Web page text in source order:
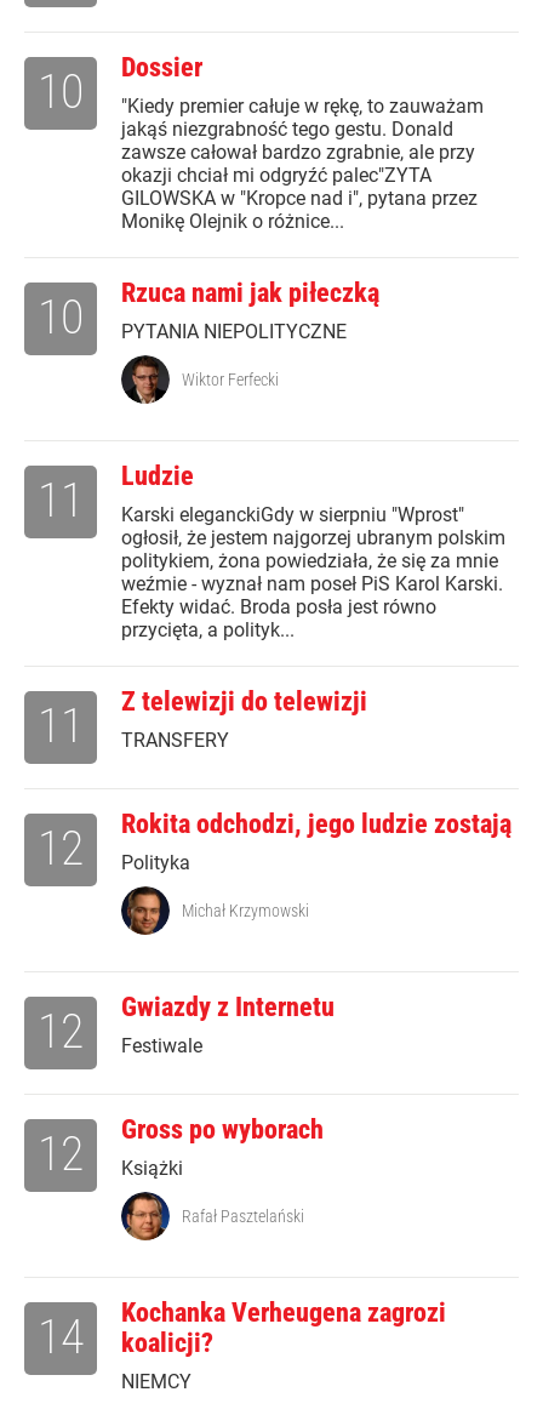
Dossier
"Kiedy premier całuje w rękę, to zauważam
jakąś niezgrabność tego gestu. Donald
zawsze całował bardzo zgrabnie, ale przy
okazji chciał mi odgryźć palec"ZYTA
GILOWSKA w "Kropce nad i", pytana przez
Monikę Olejnik o różnice...
10
Rzuca nami jak piłeczką
PYTANIA NIEPOLITYCZNE
10
Wiktor Ferfecki
Ludzie
Karski eleganckiGdy w sierpniu "Wprost"
ogłosił, że jestem najgorzej ubranym polskim
politykiem, żona powiedziała, że się za mnie
weźmie - wyznał nam poseł PiS Karol Karski.
Efekty widać. Broda posła jest równo
przycięta, a polityk...
11
Z telewizji do telewizji
TRANSFERY
11
Rokita odchodzi, jego ludzie zostają
Polityka
12
Michał Krzymowski
Gwiazdy z Internetu
Festiwale
12
Gross po wyborach
Książki
12
Rafał Pasztelański
Kochanka Verheugena zagrozi
koalicji?
NIEMCY
14